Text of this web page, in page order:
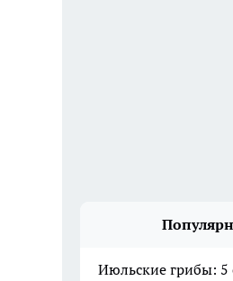
Июльские грибы: 5